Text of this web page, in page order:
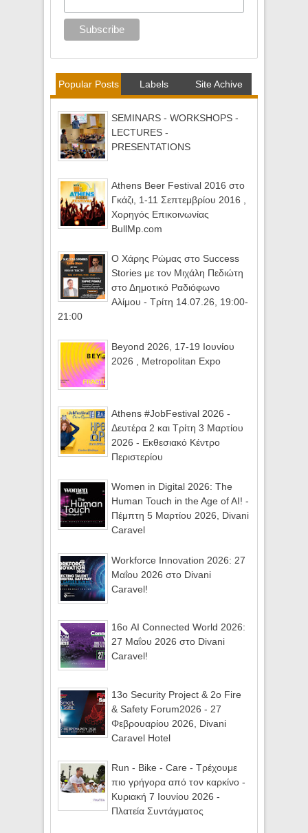
Popular Posts Labels Site Achive
SEMINARS - WORKSHOPS -
LECTURES -
PRESENTATIONS
Athens Beer Festival 2016 στο
Γκάζι, 1-11 Σεπτεμβρίου 2016 ,
Χορηγός Επικοινωνίας
BullMp.com
Ο Χάρης Ρώμας στο Success
Stories με τον Μιχάλη Πεδιώτη
στο Δημοτικό Ραδιόφωνο
Αλίμου - Τρίτη 14.07.26, 19:00-
21:00
Beyond 2026, 17-19 Ιουνίου
2026 , Metropolitan Expo
Athens #JobFestival 2026 -
Δευτέρα 2 και Τρίτη 3 Μαρτίου
2026 - Εκθεσιακό Κέντρο
Περιστερίου
Women in Digital 2026: The
Human Touch in the Age of AI! -
Πέμπτη 5 Μαρτίου 2026, Divani
Caravel
Workforce Innovation 2026: 27
Μαΐου 2026 στο Divani
Caravel!
16ο AI Connected World 2026:
27 Μαΐου 2026 στο Divani
Caravel!
13ο Security Project & 2ο Fire
& Safety Forum2026 - 27
Φεβρουαρίου 2026, Divani
Caravel Hotel
Run - Bike - Care - Τρέχουμε
πιο γρήγορα από τον καρκίνο -
Κυριακή 7 Ιουνίου 2026 -
Πλατεία Συντάγματος